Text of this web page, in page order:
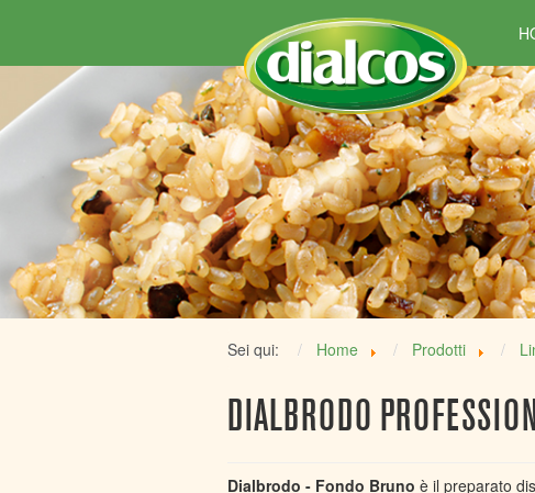
Sei qui: Home Prodotti
DIALBRODO
Dialbrodo - Fondo Bruno è il preparato